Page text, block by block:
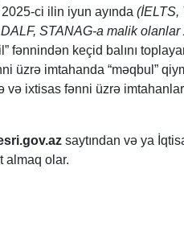
ci ilin iyun ayında (İELTS,
STANAG-a malik
fənnindən keçid balını
üzrə imtahanda “məqbul”
və ixtisas fənni üzrə
saytından və ya
almaq olar.